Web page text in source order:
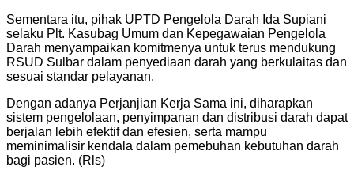
Sementara itu, pihak UPTD Pengelola Darah Ida Supiani
selaku Plt. Kasubag Umum dan Kepegawaian Pengelola
Darah menyampaikan komitmenya untuk terus mendukung
RSUD Sulbar dalam penyediaan darah yang berkulaitas dan
sesuai standar pelayanan.
Dengan adanya Perjanjian Kerja Sama ini, diharapkan
sistem pengelolaan, penyimpanan dan distribusi darah dapat
berjalan lebih efektif dan efesien, serta mampu
meminimalisir kendala dalam pemebuhan kebutuhan darah
bagi pasien. (Rls)